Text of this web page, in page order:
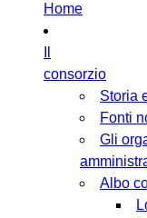
Home
consorzio
Storia
Fonti
Gli
Albo